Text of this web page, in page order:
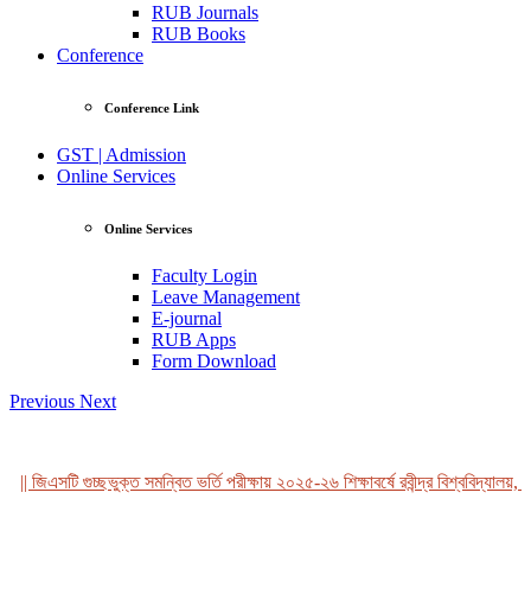
RUB Journals
RUB Books
Conference
Conference Link
GST | Admission
Online Services
Online Services
Faculty Login
Leave Management
E-journal
RUB Apps
Form Download
Previous Next
জিএসটি গুচ্ছভুক্ত সমন্বিত ভর্তি পরীক্ষায় ২০২৫-২৬ শিক্ষাবর্ষে রবীন্দ্র বিশ্ববিদ্যালয়,